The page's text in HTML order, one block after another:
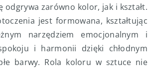
odgrywa zarówno kolor, jak i kształt.
jest formowana, kształtując
narzędziem emocjonalnym i
i harmonii dzięki chłodnym
barwy. Rola koloru w sztuce nie